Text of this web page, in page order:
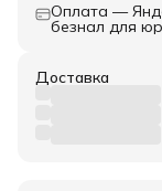
Оплата —
безнал для
Доставка